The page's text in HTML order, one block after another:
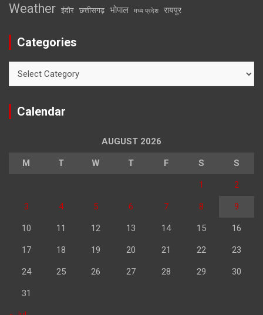
Weather इंदौर छत्तीसगढ़ भोपाल मध्य प्रदेश रायपुर
Categories
Calendar
AUGUST 2026
M T W T F S S
1 2
3 4 5 6 7 8 9
10 11 12 13 14 15 16
17 18 19 20 21 22 23
24 25 26 27 28 29 30
31